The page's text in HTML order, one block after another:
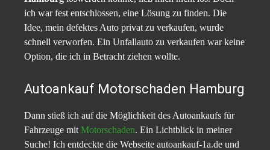
ich war fest entschlossen, eine Lösung zu finden. Die
Idee, mein defektes Auto privat zu verkaufen, wurde
schnell verworfen. Ein Unfallauto zu verkaufen war keine
Option, die ich in Betracht ziehen wollte.
Autoankauf Motorschaden Hamburg
Dann stieß ich auf die Möglichkeit des Autoankaufs für
Fahrzeuge mit Motorschaden. Ein Lichtblick in meiner
Suche! Ich entdeckte die Webseite autoankauf-1a.de und